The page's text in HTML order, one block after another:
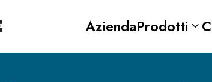
AziendaProdotti